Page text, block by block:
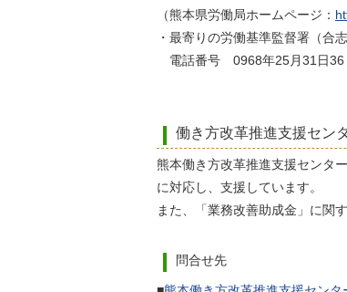
（熊本県労働局ホームページ：
・最寄りの労働基準監督署（合
電話番号 0968年25月31日36
働き方改革推進支援セン
熊本働き方改革推進支援センタ
に対応し、支援しています。
また、「業務改善助成金」に関
問合せ先